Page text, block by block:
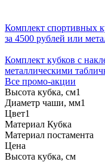
Комплект спортивных
за 4500 рублей или
Комплект кубков с
металлическими
Все промо-акции
Высота кубка, см1
Диаметр чаши, мм1
Цвет1
Материал Кубка
Материал постамента
Цена
Высота кубка, см